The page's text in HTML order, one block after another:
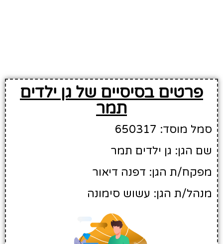
פרטים בסיסיים של גן ילדים
תמר
סמל מוסד: 650317
שם הגן: גן ילדים תמר
מפקח/ת הגן: דפנה דיאור
מנהל/ת הגן: עשוש סימונה